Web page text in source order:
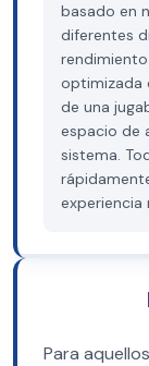
basado en
diferentes
optimizada
de una
espacio de
sistema.
experiencia
Para